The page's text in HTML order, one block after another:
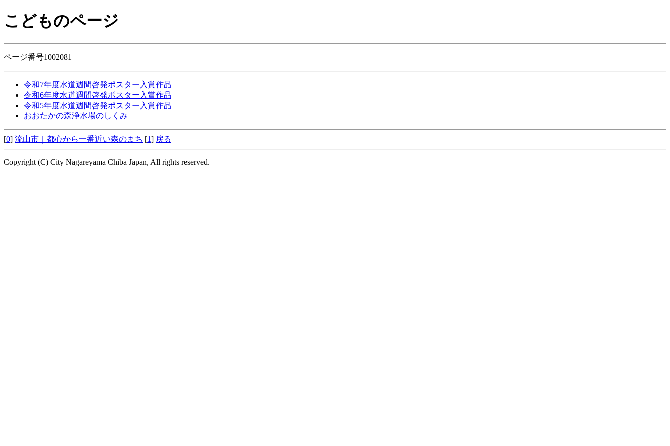
こどものページ
ページ番号1002081
令和7年度水道週間啓発ポスター入賞作品
令和6年度水道週間啓発ポスター入賞作品
令和5年度水道週間啓発ポスター入賞作品
おおたかの森浄水場のしくみ
[0] 流山市｜都心から一番近い森のまち [1] 戻る
Copyright (C) City Nagareyama Chiba Japan, All rights reserved.